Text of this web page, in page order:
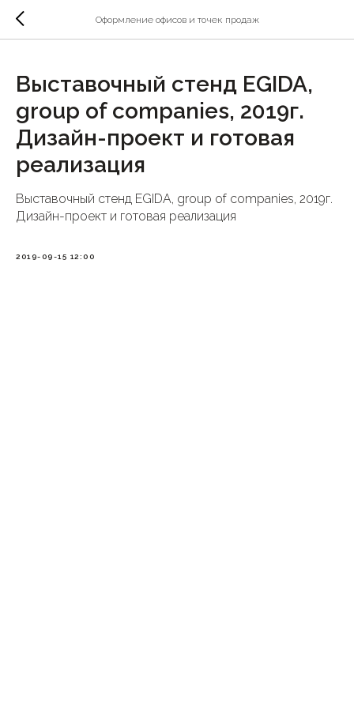
Оформление офисов и точек продаж
Выставочный стенд EGIDA,
group of companies, 2019г.
Дизайн-проект и готовая
реализация
Выставочный стенд EGIDA, group of companies, 2019г.
Дизайн-проект и готовая реализация
2019-09-15 12:00